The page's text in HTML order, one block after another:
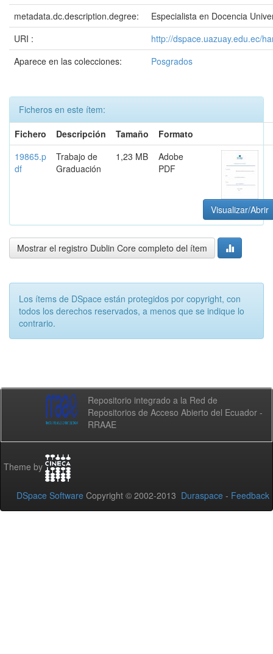
metadata.dc.description.degree:
Especialista en Docencia
URI :
http://dspace.uazuay.edu.ec/
Aparece en las colecciones:
Posgrados
Ficheros en este ítem:
Fichero
Descripción Tamaño
Formato
19865.p
df
Trabajo de
Graduación
1,23 MB
Adobe
PDF
Visualizar/Abrir
Mostrar el registro Dublin Core completo del ítem
Los ítems de DSpace están protegidos por copyright, con
todos los derechos reservados, a menos que se indique lo
contrario.
Repositorio integrado a la Red de
Repositorios de Acceso Abierto del Ecuador -
RRAAE
Theme by
DSpace Software Copyright © 2002-2013 Duraspace - Feedback